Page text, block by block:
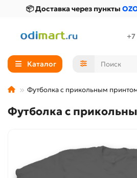
📦 Доставка через пункты
Каталог
Футболка с прикольным
Футболка с